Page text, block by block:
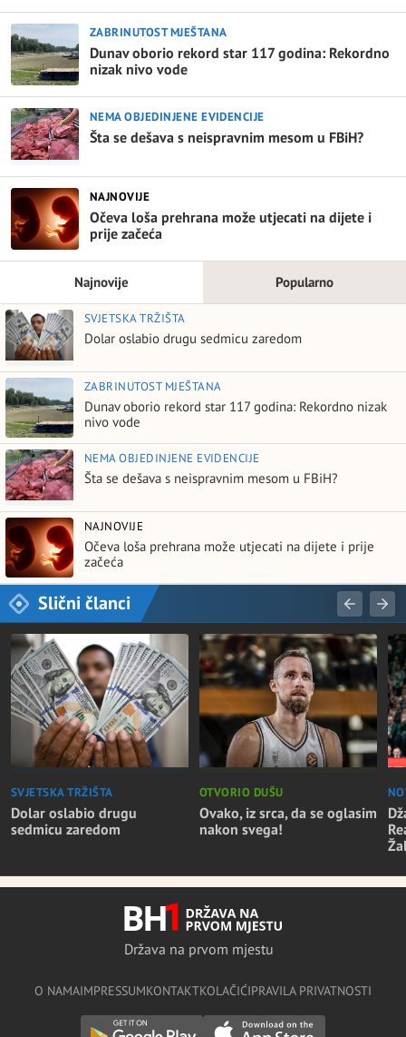
ZABRINUTOST MJEŠTANA
Dunav oborio rekord star 117 godina: Rekordno
nizak nivo vode
NEMA OBJEDINJENE EVIDENCIJE
Šta se dešava s neispravnim mesom u FBiH?
NAJNOVIJE
Očeva loša prehrana može utjecati na dijete i
prije začeća
Najnovije Popularno
SVJETSKA TRŽIŠTA
Dolar oslabio drugu sedmicu zaredom
ZABRINUTOST MJEŠTANA
Dunav oborio rekord star 117 godina: Rekordno nizak
nivo vode
NEMA OBJEDINJENE EVIDENCIJE
Šta se dešava s neispravnim mesom u FBiH?
NAJNOVIJE
Očeva loša prehrana može utjecati na dijete i prije
začeća
Slični članci
SVJETSKA TRŽIŠTA
Dolar oslabio drugu
sedmicu zaredom
OTVORIO DUŠU
Ovako, iz srca, da se oglasim
nakon svega!
Država na prvom mjestu
O NAMAIMPRESSUMKONTAKTKOLAČIĆIPRAVILA PRIVATNOSTI